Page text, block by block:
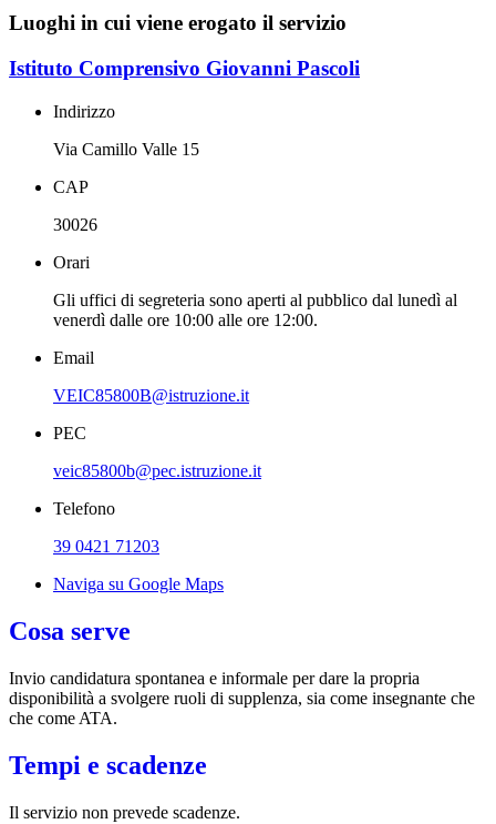
Luoghi in cui viene erogato il servizio
Istituto Comprensivo Giovanni Pascoli
Indirizzo
Via Camillo Valle 15
CAP
30026
Orari
Gli uffici di segreteria sono aperti al pubblico dal lunedì al
venerdì dalle ore 10:00 alle ore 12:00.
Email
VEIC85800B@istruzione.it
PEC
veic85800b@pec.istruzione.it
Telefono
39 0421 71203
Naviga su Google Maps
Cosa serve
Invio candidatura spontanea e informale per dare la propria
disponibilità a svolgere ruoli di supplenza, sia come insegnante che
che come ATA.
Tempi e scadenze
Il servizio non prevede scadenze.